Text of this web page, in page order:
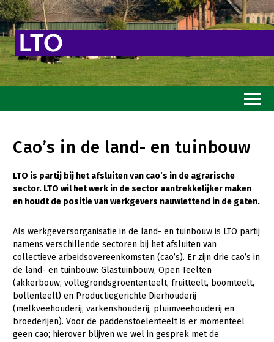
Toekomstvisie
Goed eten
Mooi groen
Transitiepaden
Thema’s
Gezonde planten
Gezonde dieren
Natuur, klimaat en energie
Cao’s in de land- en tuinbouw
LTO is partij bij het afsluiten van cao’s in de agrarische
sector. LTO wil het werk in de sector aantrekkelijker maken
en houdt de positie van werkgevers nauwlettend in de gaten.
Als werkgeversorganisatie in de land- en tuinbouw is LTO partij
namens verschillende sectoren bij het afsluiten van
collectieve arbeidsovereenkomsten (cao’s). Er zijn drie cao’s in
de land- en tuinbouw: Glastuinbouw, Open Teelten
(akkerbouw, vollegrondsgroententeelt, fruitteelt, boomteelt,
bollenteelt) en Productiegerichte Dierhouderij
(melkveehouderij, varkenshouderij, pluimveehouderij en
broederijen). Voor de paddenstoelenteelt is er momenteel
geen cao; hierover blijven we wel in gesprek met de